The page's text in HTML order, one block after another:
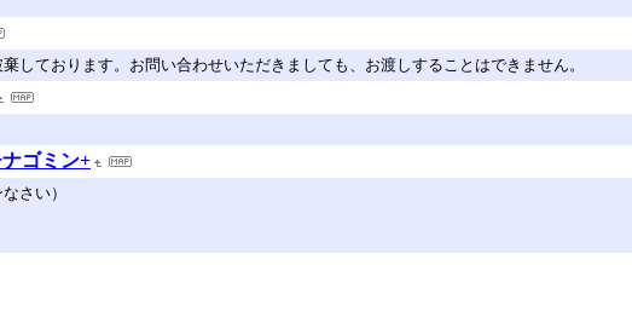
しております。お問い合わせいただきましても、お渡しすることはできません。
ゴミン+
さい）